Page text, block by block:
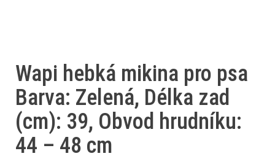
Wapi hebká mikina pro psa
Barva: Zelená, Délka zad
(cm): 39, Obvod hrudníku:
44 – 48 cm